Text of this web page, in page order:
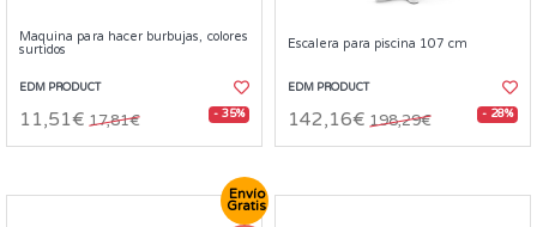
Maquina para hacer burbujas, colores
surtidos
EDM PRODUCT
11,51€ 17,81€ - 35%
Escalera para piscina 107 cm
EDM PRODUCT
142,16€ 198,29€ - 28%
Envío
Gratis